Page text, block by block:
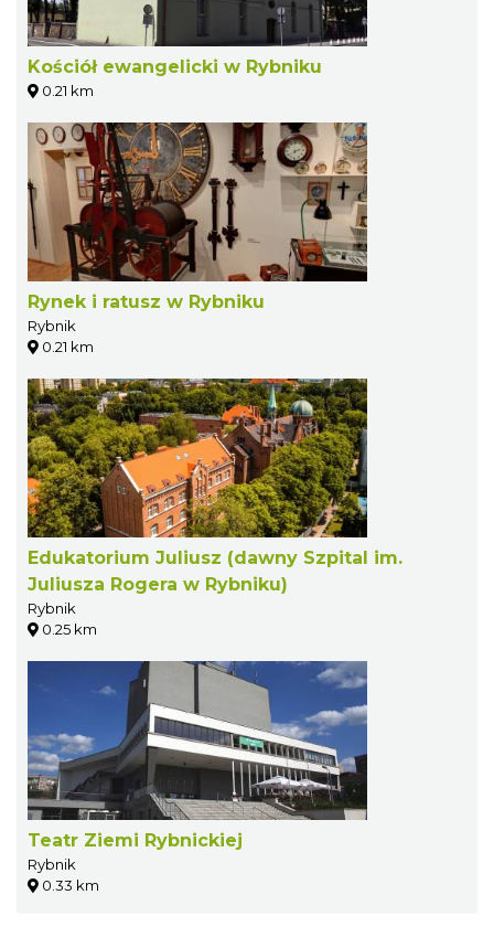
Kościół ewangelicki w Rybniku
0.21 km
Rynek i ratusz w Rybniku
Rybnik
0.21 km
Edukatorium Juliusz (dawny Szpital im.
Juliusza Rogera w Rybniku)
Rybnik
0.25 km
Teatr Ziemi Rybnickiej
Rybnik
0.33 km